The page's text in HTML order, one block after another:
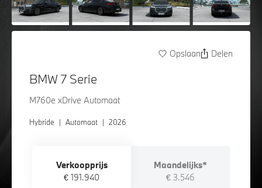
Opslaan Delen
BMW 7 Serie
M760e xDrive Automaat
Hybride | Automaat | 2026
Verkoopprijs
€ 191.940
Maandelijks*
€ 3.546